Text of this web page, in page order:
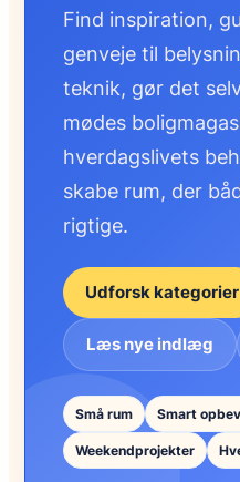
Find inspiration,
genveje til
teknik, gør det
mødes
hverdagslivets
skabe rum, der
rigtige.
Udforsk kategorier
Læs nye indlæg
Små rum Smart
Weekendprojekter